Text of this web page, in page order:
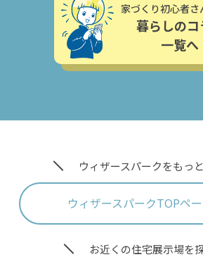
家づくり初心者さ
暮らしのコ
一覧へ
ウィザースパークをもっ
ウィザースパークTOPペ
お近くの住宅展示場を